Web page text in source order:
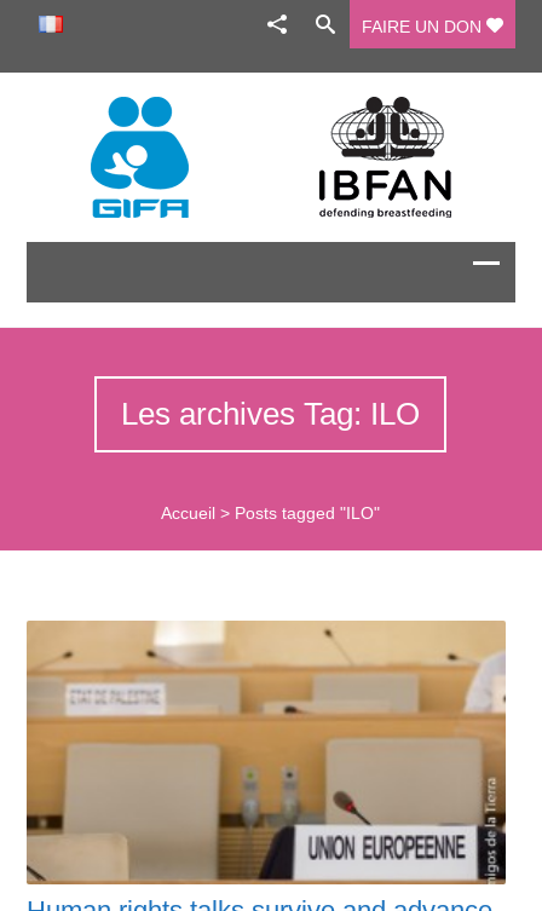
FAIRE UN DON
Les archives Tag: ILO
Accueil > Posts tagged "ILO"